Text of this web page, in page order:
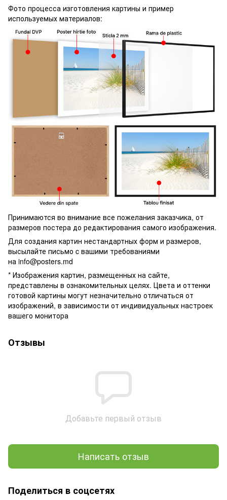
Фото процесса изготовления картины и пример
используемых материалов:
Принимаются во внимание все пожелания заказчика, от
размеров постера до редактирования самого изображения.
Для создания картин нестандартных форм и размеров,
высылайте письмо c вашими требованиями
на info@posters.md
* Изображения картин, размещенных на сайте,
представлены в ознакомительных целях. Цвета и оттенки
готовой картины могут незначительно отличаться от
изображений, в зависимости от индивидуальных настроек
вашего монитора
Отзывы
Добавьте первый отзыв
Написать отзыв
Поделиться в соцсетях